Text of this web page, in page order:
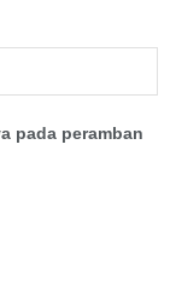
pada peramban